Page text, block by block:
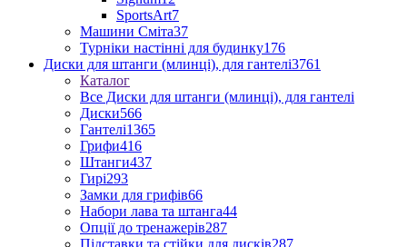
SportsArt7
Машини Сміта37
Турніки настінні для будинку176
Диски для штанги (млинці), для гантелі3761
Каталог
Все Диски для штанги (млинці), для гантелі
Диски566
Гантелі1365
Грифи416
Штанги437
Гирі293
Замки для грифів66
Набори лава та штанга44
Опції до тренажерів287
Підставки та стійки для дисків287